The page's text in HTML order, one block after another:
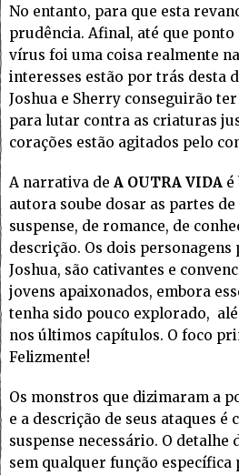
No entanto, para que esta
prudência. Afinal, até que ponto
vírus foi uma coisa realmente
interesses estão por trás desta
Joshua e Sherry conseguirão
para lutar contra as criaturas
corações estão agitados pelo
A narrativa de A OUTRA VIDA é
autora soube dosar as partes
suspense, de romance, de
descrição. Os dois
Joshua, são cativantes e
jovens apaixonados, embora
tenha sido pouco explorado,
nos últimos capítulos. O foco
Felizmente!
Os monstros que dizimaram a
e a descrição de seus ataques é
suspense necessário. O detalhe
sem qualquer função